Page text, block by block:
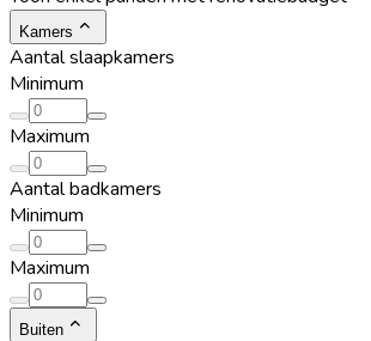
Kamers
Aantal slaapkamers
Minimum
Maximum
Aantal badkamers
Minimum
Maximum
Buiten